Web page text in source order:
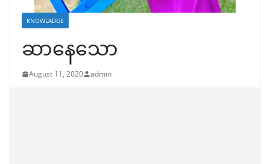
KNOWLADGE
ဆာနေသော
August 11, 2020 admin